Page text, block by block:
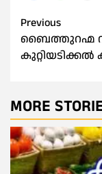
Post
Previous
ബൈത്തുറഹ്മ
കുറ്റിയടിക്കൽ
MORE